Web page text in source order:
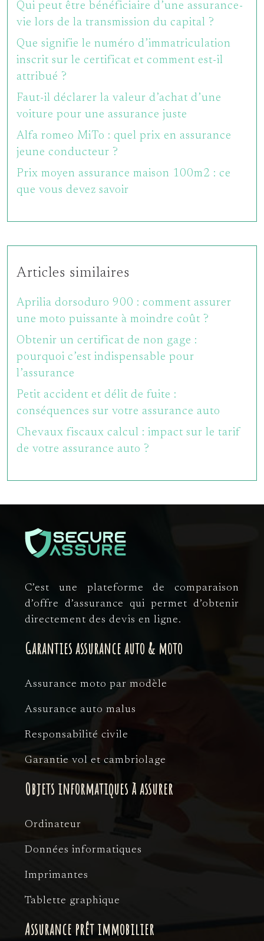
Qui peut être bénéficiaire d’une assurance-
vie lors de la transmission du capital ?
Que signifie le numéro d’immatriculation
inscrit sur le certificat et comment est-il
attribué ?
Faut-il déclarer la valeur d’achat d’une
voiture pour une assurance juste
Alfa romeo MiTo : quel prix en assurance
jeune conducteur ?
Prix moyen assurance maison 100m2 : ce
que vous devez savoir
Articles similaires
Aprilia dorsoduro 900 : comment assurer
une moto puissante à moindre coût ?
Obtenir un certificat de non gage :
pourquoi c’est indispensable pour
l’assurance
Petit accident et délit de fuite :
conséquences sur votre assurance auto
Chevaux fiscaux calcul : impact sur le tarif
de votre assurance auto ?
C’est une plateforme de comparaison
d’offre d’assurance qui permet d’obtenir
directement des devis en ligne.
Garanties assurance auto & moto
Assurance moto par modèle
Assurance auto malus
Responsabilité civile
Garantie vol et cambriolage
Objets informatiques à assurer
Ordinateur
Données informatiques
Imprimantes
Tablette graphique
Assurance prêt immobilier